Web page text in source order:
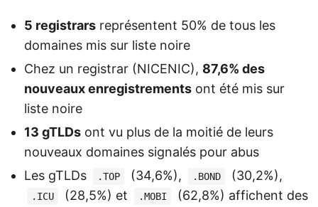
5 registrars représentent 50% de tous les
domaines mis sur liste noire
Chez un registrar (NICENIC), 87,6% des
nouveaux enregistrements ont été mis sur
liste noire
13 gTLDs ont vu plus de la moitié de leurs
nouveaux domaines signalés pour abus
Les gTLDs
.TOP (34,6%), .BOND (30,2%),
.ICU (28,5%) et .MOBI
(62,8%) affichent des